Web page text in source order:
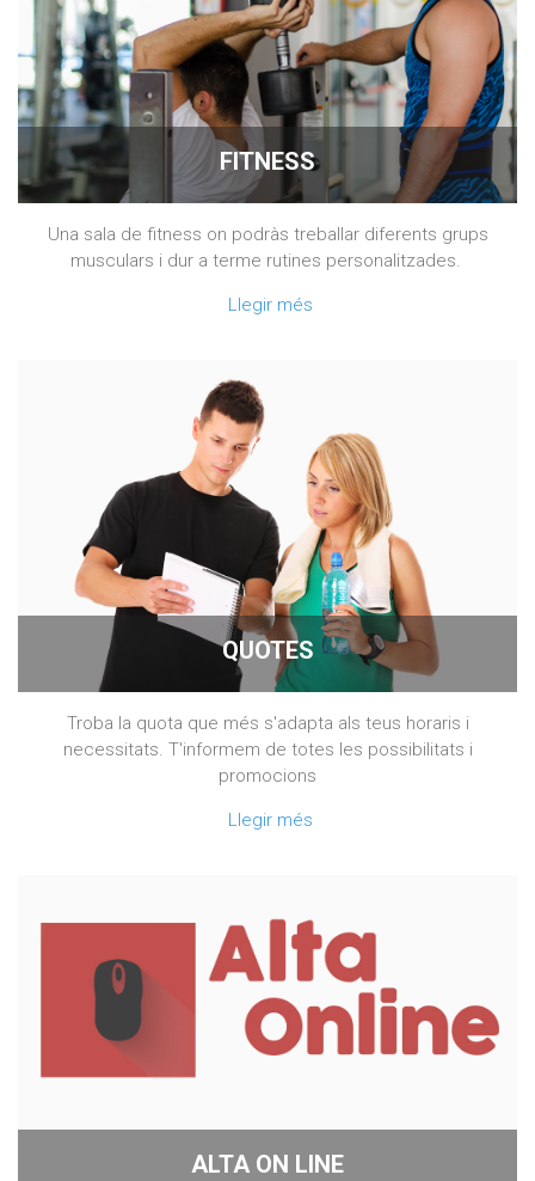
FITNESS
Una sala de fitness on podràs treballar diferents grups
musculars i dur a terme rutines personalitzades.
Llegir més
QUOTES
Troba la quota que més s'adapta als teus horaris i
necessitats. T'informem de totes les possibilitats i
promocions
Llegir més
ALTA ON LINE